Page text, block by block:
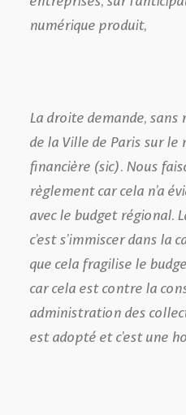
numérique produit,
La droite demande,
de la Ville de Paris sur
financière (sic). Nous
règlement car cela n’a
avec le budget régional.
c’est s’immiscer dans la
que cela fragilise le
car cela est contre la
administration des
est adopté et c’est une